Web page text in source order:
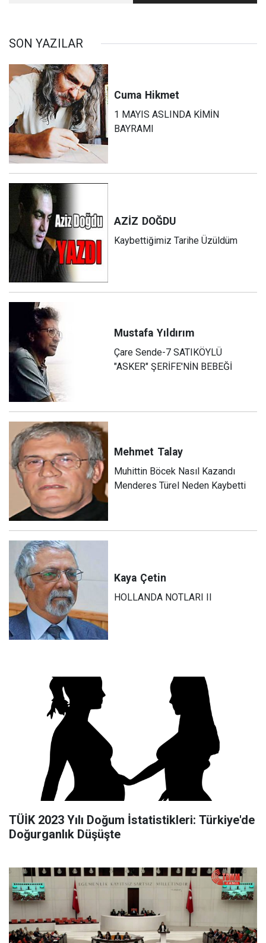
DEVLETİYSE GERİSİ
SON YAZILAR
Cuma Hikmet
1 MAYIS ASLINDA KİMİN
BAYRAMI
AZİZ DOĞDU
Kaybettiğimiz Tarihe Üzüldüm
Mustafa Yıldırım
Çare Sende-7 SATIKÖYLÜ
"ASKER" ŞERİFE'NİN BEBEĞİ
Mehmet Talay
Muhittin Böcek Nasıl Kazandı
Menderes Türel Neden Kaybetti
Kaya Çetin
HOLLANDA NOTLARI II
TÜİK 2023 Yılı Doğum İstatistikleri: Türkiye'de
Doğurganlık Düşüşte